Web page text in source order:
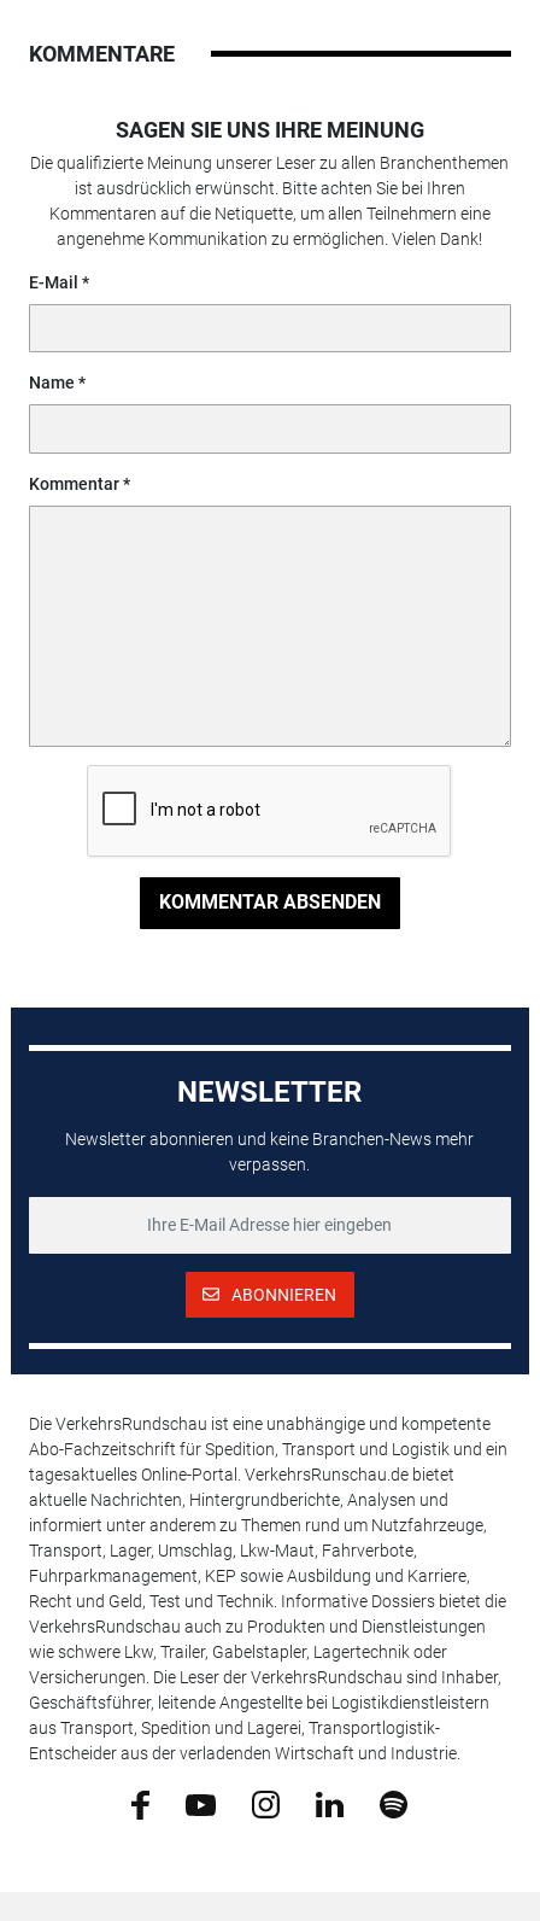
KOMMENTARE
SAGEN SIE UNS IHRE MEINUNG
Die qualifizierte Meinung unserer Leser zu allen Branchenthemen
ist ausdrücklich erwünscht. Bitte achten Sie bei Ihren
Kommentaren auf die Netiquette, um allen Teilnehmern eine
angenehme Kommunikation zu ermöglichen. Vielen Dank!
E-Mail
Name
Kommentar
KOMMENTAR ABSENDEN
NEWSLETTER
Newsletter abonnieren und keine Branchen-News mehr
verpassen.
ABONNIEREN
Die VerkehrsRundschau ist eine unabhängige und kompetente
Abo-Fachzeitschrift für Spedition, Transport und Logistik und ein
tagesaktuelles Online-Portal. VerkehrsRunschau.de bietet
aktuelle Nachrichten, Hintergrundberichte, Analysen und
informiert unter anderem zu Themen rund um Nutzfahrzeuge,
Transport, Lager, Umschlag, Lkw-Maut, Fahrverbote,
Fuhrparkmanagement, KEP sowie Ausbildung und Karriere,
Recht und Geld, Test und Technik. Informative Dossiers bietet die
VerkehrsRundschau auch zu Produkten und Dienstleistungen
wie schwere Lkw, Trailer, Gabelstapler, Lagertechnik oder
Versicherungen. Die Leser der VerkehrsRundschau sind Inhaber,
Geschäftsführer, leitende Angestellte bei Logistikdienstleistern
aus Transport, Spedition und Lagerei, Transportlogistik-
Entscheider aus der verladenden Wirtschaft und Industrie.